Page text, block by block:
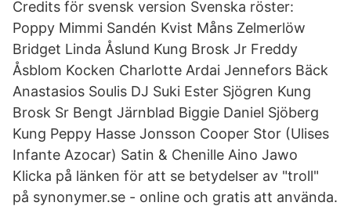
Credits för svensk version Svenska röster:
Poppy Mimmi Sandén Kvist Måns Zelmerlöw
Bridget Linda Åslund Kung Brosk Jr Freddy
Åsblom Kocken Charlotte Ardai Jennefors Bäck
Anastasios Soulis DJ Suki Ester Sjögren Kung
Brosk Sr Bengt Järnblad Biggie Daniel Sjöberg
Kung Peppy Hasse Jonsson Cooper Stor (Ulises
Infante Azocar) Satin & Chenille Aino Jawo
Klicka på länken för att se betydelser av "troll"
på synonymer.se - online och gratis att använda.